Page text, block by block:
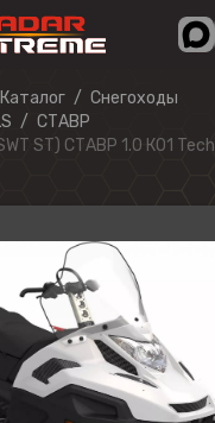
Каталог
Снегоходы
СТАВР
ST) СТАВР 1.0 К01 Tech